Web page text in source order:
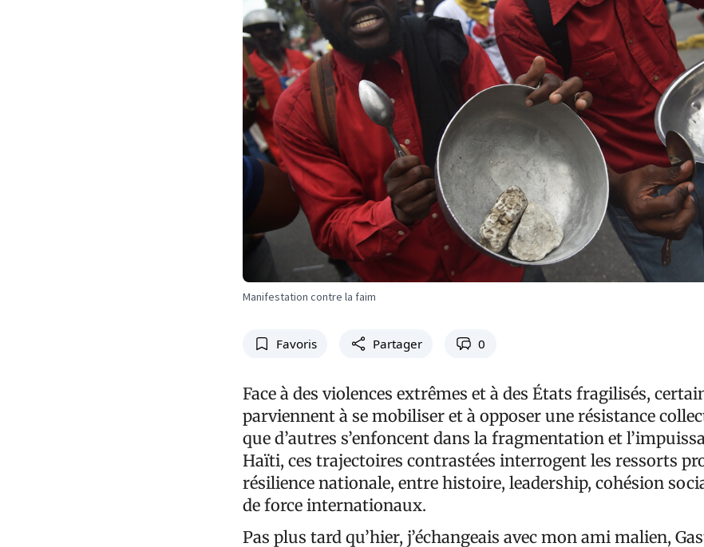
Manifestation contre la faim
Favoris Partager 0
Face à des violences extrêmes et à des États fragilisés,
parviennent à se mobiliser et à opposer une résistance
que d’autres s’enfoncent dans la fragmentation et
Haïti, ces trajectoires contrastées interrogent les ressorts
résilience nationale, entre histoire, leadership, cohésion
de force internationaux.
Pas plus tard qu’hier, j’échangeais avec mon ami malien,